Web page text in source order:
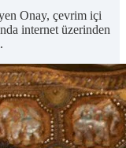
Onay, çevrim içi
internet üzerinden